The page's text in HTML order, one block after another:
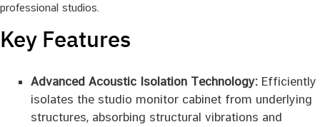
professional studios.
Key Features
Advanced Acoustic Isolation Technology:Efficiently
isolates the studio monitor cabinet from underlying
structures, absorbing structural vibrations and